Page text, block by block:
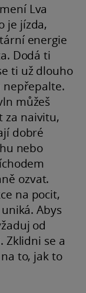
Lva
je jízda,
energie
Dodá ti
ti už dlouho
nepřepalte.
můžeš
za naivitu,
dobré
nebo
ozvat.
na pocit,
Abys
od
Zklidni se a
to, jak to